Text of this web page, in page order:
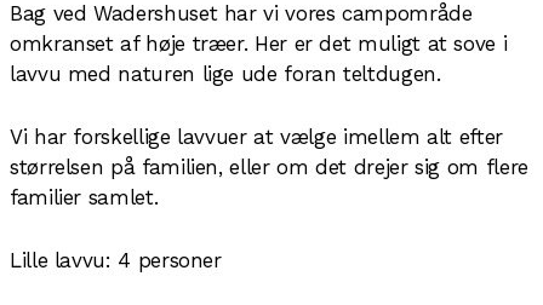
Bag ved Wadershuset har vi vores campområde
omkranset af høje træer. Her er det muligt at sove i
lavvu med naturen lige ude foran teltdugen.
Vi har forskellige lavvuer at vælge imellem alt efter
størrelsen på familien, eller om det drejer sig om flere
familier samlet.
Lille lavvu: 4 personer